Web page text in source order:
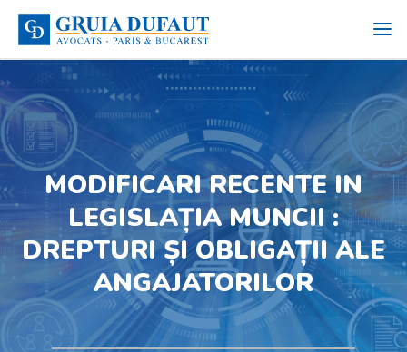
MODIFICARI RECENTE IN
LEGISLAȚIA MUNCII :
DREPTURI ȘI OBLIGAȚII ALE
ANGAJATORILOR